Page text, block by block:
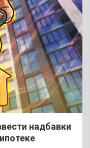
надбавки